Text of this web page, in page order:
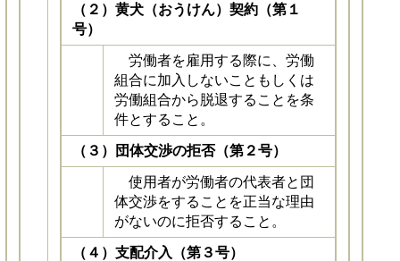
（２）黄犬（おうけん）契約（第１
号）
労働者を雇用する際に、労働
組合に加入しないこともしくは
労働組合から脱退することを条
件とすること。
（３）団体交渉の拒否（第２号）
使用者が労働者の代表者と団
体交渉をすることを正当な理由
がないのに拒否すること。
（４）支配介入（第３号）